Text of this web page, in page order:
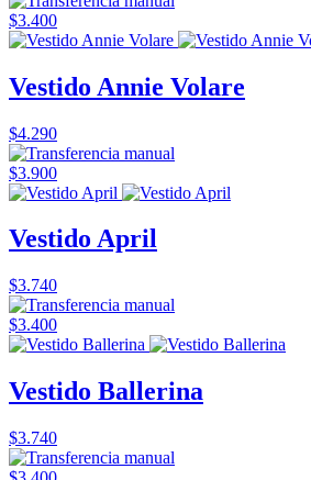
$3.400
Vestido Annie Volare
$4.290
$3.900
Vestido April
$3.740
$3.400
Vestido Ballerina
$3.740